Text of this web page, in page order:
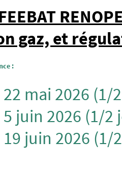
gaz, et
:
mai 2026 (1/
juin 2026 (1/2
juin 2026 (1/